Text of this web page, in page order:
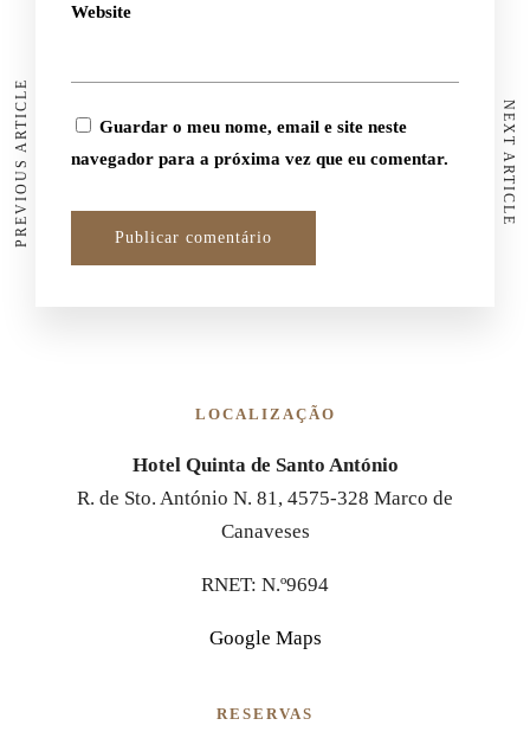
Website
Guardar o meu nome, email e site neste
navegador para a próxima vez que eu comentar.
PREVIOUS ARTICLE NEXT ARTICLE
LOCALIZAÇÃO
Hotel Quinta de Santo António
R. de Sto. António N. 81, 4575-328 Marco de
Canaveses
RNET: N.º9694
Google Maps
RESERVAS